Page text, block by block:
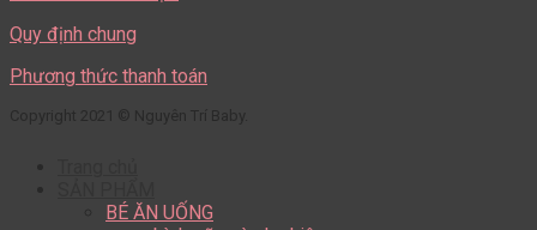
Quy định chung
Phương thức thanh toán
Copyright 2021 © Nguyên Trí Baby.
BÉ ĂN UỐNG